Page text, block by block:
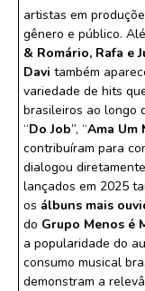
artistas em
gênero e público.
& Romário, Rafa e
Davi também
variedade de hits
brasileiros ao longo
“Do Job”, “Ama Um
contribuíram para
dialogou
lançados em 2025
os álbuns mais
do Grupo Menos é
a popularidade do
consumo musical
demonstram a